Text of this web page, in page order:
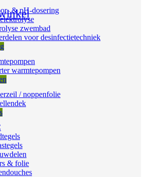
& pH-dosering
zwembad
voor desinfectietechniek
warmtepompen
/ noppenfolie
& folie